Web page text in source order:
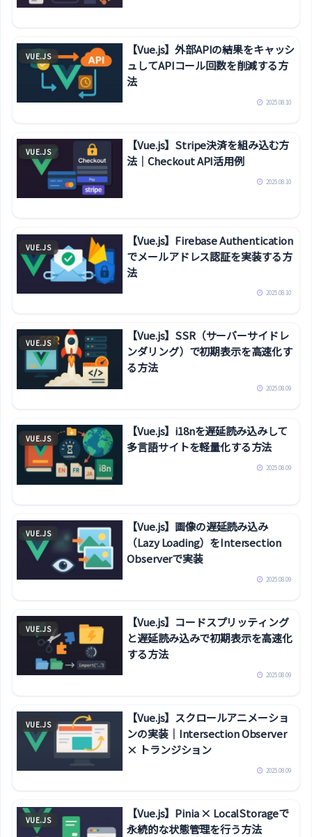
VUE.JS
【Vue.js】外部APIの結果をキャッシ
ュしてAPIコール回数を削減する方
法
2025.08.10
VUE.JS
【Vue.js】Stripe決済を組み込む方
法｜Checkout API活用例
2025.08.10
VUE.JS
【Vue.js】Firebase Authentication
でメールアドレス認証を実装する方
法
2025.08.10
VUE.JS
【Vue.js】SSR（サーバーサイドレ
ンダリング）で初期表示を高速化す
る方法
2025.08.09
VUE.JS
【Vue.js】i18nを遅延読み込みして
多言語サイトを軽量化する方法
2025.08.09
VUE.JS
【Vue.js】画像の遅延読み込み
（Lazy Loading）をIntersection
Observerで実装
2025.08.09
VUE.JS
【Vue.js】コードスプリッティング
と遅延読み込みで初期表示を高速化
する方法
2025.08.09
VUE.JS
【Vue.js】スクロールアニメーショ
ンの実装｜Intersection Observer
× トランジション
2025.08.09
VUE.JS
【Vue.js】Pinia × LocalStorageで
永続的な状態管理を行う方法